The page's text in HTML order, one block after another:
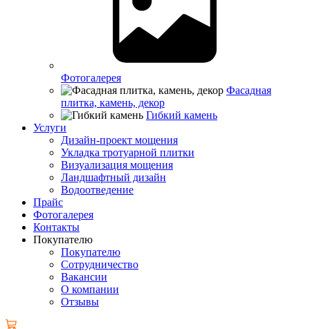
Фотогалерея
Фасадная
плитка, камень, декор
Гибкий камень
Услуги
Дизайн-проект мощения
Укладка тротуарной плитки
Визуализация мощения
Ландшафтный дизайн
Водоотведение
Прайс
Фотогалерея
Контакты
Покупателю
Покупателю
Сотрудничество
Вакансии
О компании
Отзывы